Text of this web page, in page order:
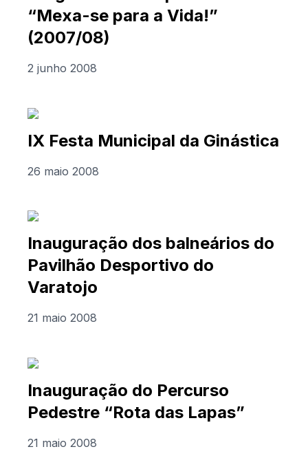
“Mexa-se para a Vida!”
(2007/08)
2 junho 2008
IX Festa Municipal da Ginástica
26 maio 2008
Inauguração dos balneários do
Pavilhão Desportivo do
Varatojo
21 maio 2008
Inauguração do Percurso
Pedestre “Rota das Lapas”
21 maio 2008